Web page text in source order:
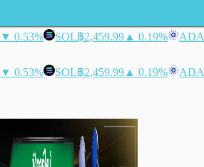
▼ 0.53% SOL฿2,459.99 ▲ 0.19% ADA
▼ 0.53% SOL฿2,459.99 ▲ 0.19% ADA